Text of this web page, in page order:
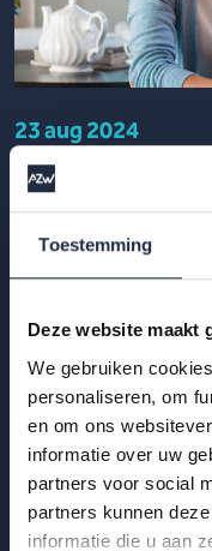
Toestemming
Deze website maakt
We gebruiken
personaliseren, om
en om ons
informatie over uw
partners voor social
partners kunnen
informatie die u aan
23 aug 2024
AZW-
en welzijn
extra
mensen in de sector
uit nieuwe cijfers van
Lees meer